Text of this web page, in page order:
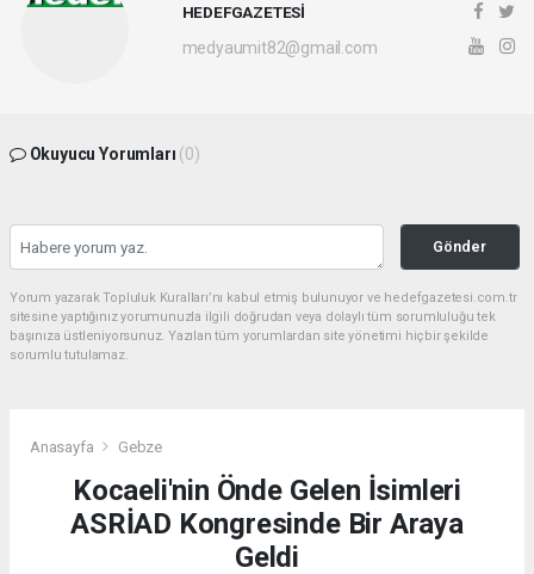
HEDEFGAZETESİ
medyaumit82@gmail.com
Okuyucu Yorumları (0)
Gönder
Yorum yazarak Topluluk Kuralları’nı kabul etmiş bulunuyor ve hedefgazetesi.com.tr
sitesine yaptığınız yorumunuzla ilgili doğrudan veya dolaylı tüm sorumluluğu tek
başınıza üstleniyorsunuz. Yazılan tüm yorumlardan site yönetimi hiçbir şekilde
sorumlu tutulamaz.
Anasayfa Gebze
Kocaeli'nin Önde Gelen İsimleri
ASRİAD Kongresinde Bir Araya
Geldi